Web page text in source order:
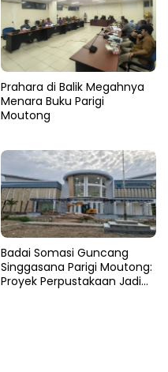
Prahara di Balik Megahnya
Menara Buku Parigi
Moutong
Badai Somasi Guncang
Singgasana Parigi Moutong:
Proyek Perpustakaan Jadi